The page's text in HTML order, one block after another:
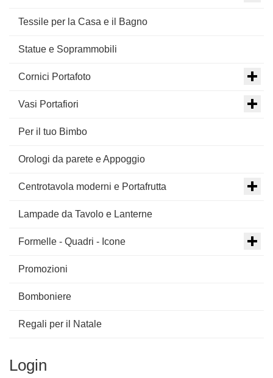
Tessile per la Casa e il Bagno
Statue e Soprammobili
Cornici Portafoto
Vasi Portafiori
Per il tuo Bimbo
Orologi da parete e Appoggio
Centrotavola moderni e Portafrutta
Lampade da Tavolo e Lanterne
Formelle - Quadri - Icone
Promozioni
Bomboniere
Regali per il Natale
Login